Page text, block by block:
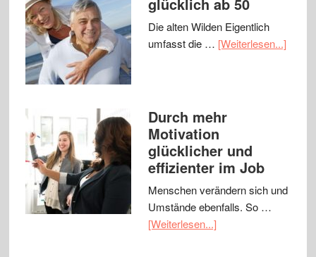
Die alten Wilden Eigentlich
umfasst die … [Weiterlesen...]
Durch mehr
Motivation
glücklicher und
effizienter im Job
Menschen verändern sich und
Umstände ebenfalls. So …
[Weiterlesen...]